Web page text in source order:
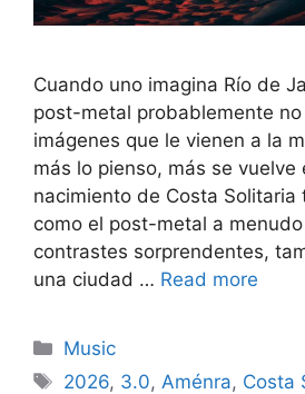
Cuando uno imagina Río de
post-metal probablemente
imágenes que le vienen a la
más lo pienso, más se vuelve
nacimiento de Costa
como el post-metal a
contrastes sorprendentes,
una ciudad … Read more
Categories
Music
Tags
2026, 3.0,Aménra, Costa